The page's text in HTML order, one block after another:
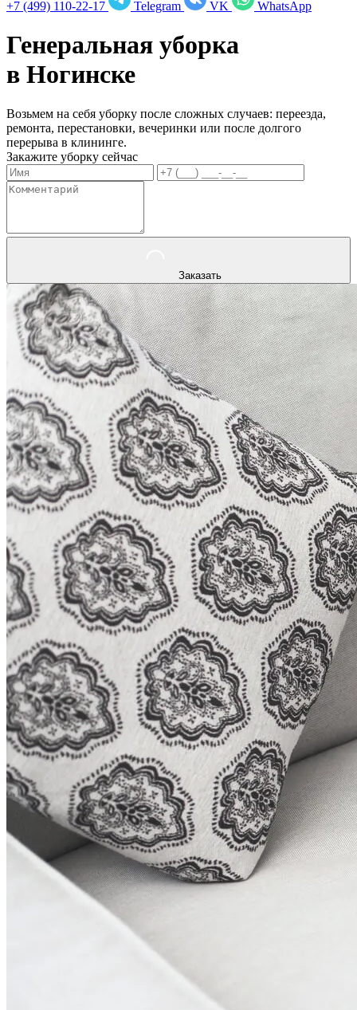
+7 (499) 110-22-17 Telegram VK WhatsApp
Генеральная уборка
в Ногинске
Возьмем на себя уборку после сложных случаев: переезда,
ремонта, перестановки, вечеринки или после долгого
перерыва в клининге.
Закажите уборку сейчас
Заказать